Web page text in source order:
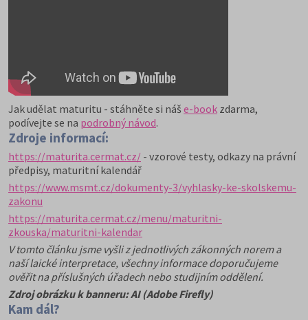
Jak udělat maturitu - stáhněte si náš e-book zdarma,
podívejte se na podrobný návod.
Zdroje informací:
https://maturita.cermat.cz/ - vzorové testy, odkazy na právní
předpisy, maturitní kalendář
https://www.msmt.cz/dokumenty-3/vyhlasky-ke-skolskemu-
zakonu
https://maturita.cermat.cz/menu/maturitni-
zkouska/maturitni-kalendar
V tomto článku jsme vyšli z jednotlivých zákonných norem a
naší laické interpretace, všechny informace doporučujeme
ověřit na příslušných úřadech nebo studijním oddělení.
Zdroj obrázku k banneru:AI (Adobe Firefly)
Kam dál?